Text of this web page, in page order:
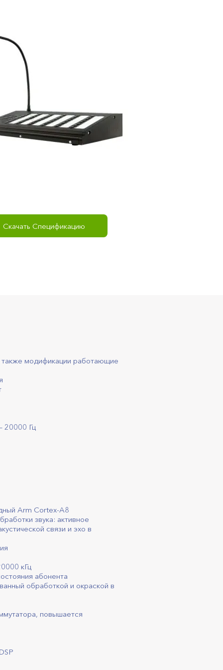
Скачать Спецификацию
также модификации работающие
20000 Гц
Arm Cortex-A8
звука: активное
связи и эхо в
кГц
абонента
обработкой и окраской в
повышается